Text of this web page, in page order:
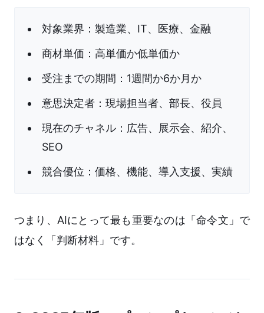
対象業界：製造業、IT、医療、金融
商材単価：高単価か低単価か
受注までの期間：1週間か6か月か
意思決定者：現場担当者、部長、役員
現在のチャネル：広告、展示会、紹介、
SEO
競合優位：価格、機能、導入支援、実績
つまり、AIにとって最も重要なのは「命令文」で
はなく「判断材料」です。